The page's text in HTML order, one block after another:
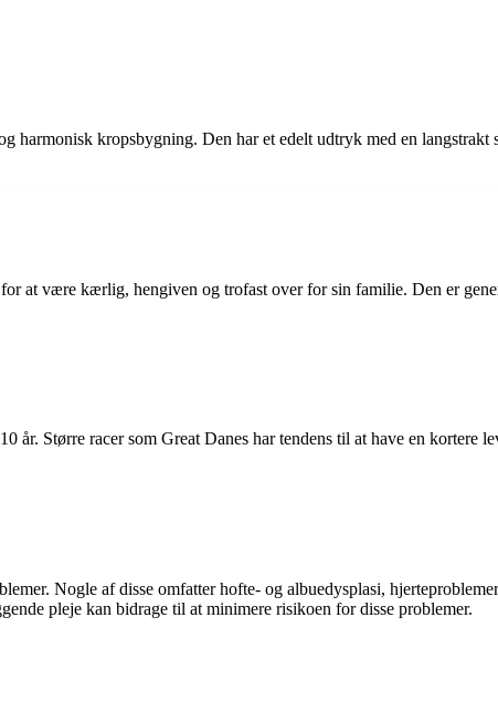
harmonisk kropsbygning. Den har et edelt udtryk med en
at være kærlig, hengiven og trofast over for sin familie. Den er
Større racer som Great Danes har tendens til at have en kortere
Nogle af disse omfatter hofte- og albuedysplasi,
pleje kan bidrage til at minimere risikoen for disse problemer.